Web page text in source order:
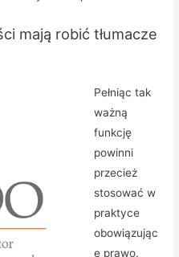
mają robić tłumacze
Pełniąc tak
ważną
funkcję
powinni
przecież
stosować w
praktyce
obowiązując
e prawo.